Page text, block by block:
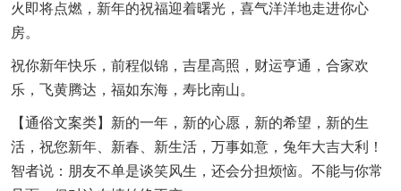
火即将点燃，新年的祝福迎着曙光，喜气洋洋地走进你心
房。
祝你新年快乐，前程似锦，吉星高照，财运亨通，合家欢
乐，飞黄腾达，福如东海，寿比南山。
【通俗文案类】新的一年，新的心愿，新的希望，新的生
活，祝您新年、新春、新生活，万事如意，兔年大吉大利！
智者说：朋友不单是谈笑风生，还会分担烦恼。不能与你常